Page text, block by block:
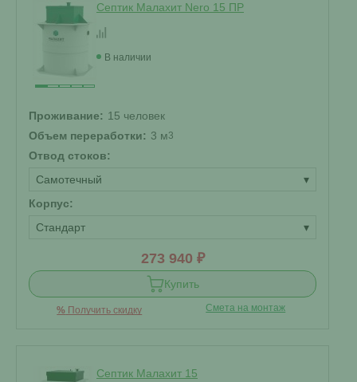
Септик Малахит Nero 15 ПР
В наличии
Проживание: 15 человек
Объем переработки: 3 м3
Отвод стоков:
Самотечный
▾
Корпус:
Стандарт
▾
273 940 ₽
Купить
% Получить скидку Смета на монтаж
Септик Малахит 15